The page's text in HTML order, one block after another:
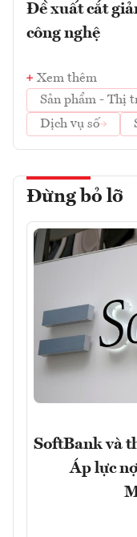
Đề xuất cắt
công nghệ
Xem thêm
Sản phẩm - Thị
Dịch vụ số
Đừng bỏ lỡ
SoftBank và
Áp lực